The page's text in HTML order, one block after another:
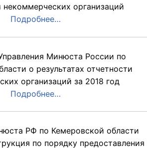
некоммерческих организаций
Подробнее…
Минюста России по
о результатах отчетности
организаций за 2018 год
Подробнее…
РФ по Кемеровской области
по порядку предоставления